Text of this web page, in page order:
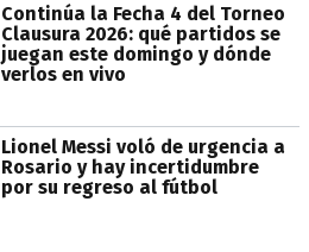
Continúa la Fecha 4 del Torneo
Clausura 2026: qué partidos se
juegan este domingo y dónde
verlos en vivo
Lionel Messi voló de urgencia a
Rosario y hay incertidumbre
por su regreso al fútbol